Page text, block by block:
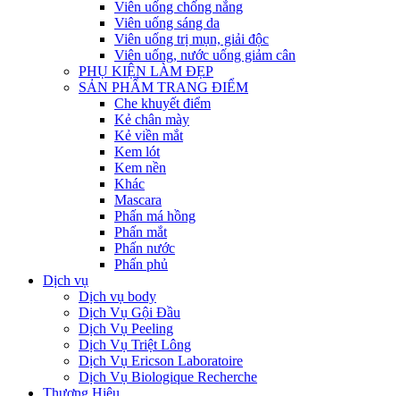
Viên uống chống nắng
Viên uống sáng da
Viên uống trị mụn, giải độc
Viên uống, nước uống giảm cân
PHỤ KIỆN LÀM ĐẸP
SẢN PHẨM TRANG ĐIỂM
Che khuyết điểm
Kẻ chân mày
Kẻ viền mắt
Kem lót
Kem nền
Khác
Mascara
Phấn má hồng
Phấn mắt
Phấn nước
Phấn phủ
Dịch vụ
Dịch vụ body
Dịch Vụ Gội Đầu
Dịch Vụ Peeling
Dịch Vụ Triệt Lông
Dịch Vụ Ericson Laboratoire
Dịch Vụ Biologique Recherche